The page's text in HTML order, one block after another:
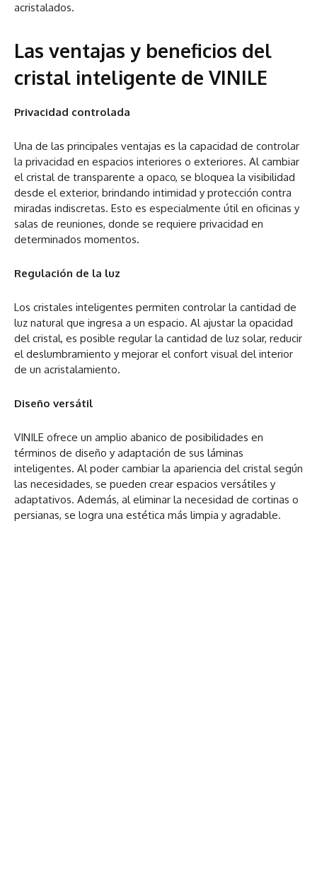
acristalados.
Las ventajas y beneficios del
cristal inteligente de VINILE
Privacidad controlada
Una de las principales ventajas es la capacidad de controlar
la privacidad en espacios interiores o exteriores. Al cambiar
el cristal de transparente a opaco, se bloquea la visibilidad
desde el exterior, brindando intimidad y protección contra
miradas indiscretas. Esto es especialmente útil en oficinas y
salas de reuniones, donde se requiere privacidad en
determinados momentos.
Regulación de la luz
Los cristales inteligentes permiten controlar la cantidad de
luz natural que ingresa a un espacio. Al ajustar la opacidad
del cristal, es posible regular la cantidad de luz solar, reducir
el deslumbramiento y mejorar el confort visual del interior
de un acristalamiento.
Diseño versátil
VINILE ofrece un amplio abanico de posibilidades en
términos de diseño y adaptación de sus láminas
inteligentes. Al poder cambiar la apariencia del cristal según
las necesidades, se pueden crear espacios versátiles y
adaptativos. Además, al eliminar la necesidad de cortinas o
persianas, se logra una estética más limpia y agradable.